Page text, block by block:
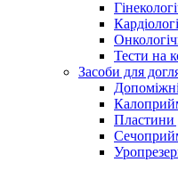
Тести на
Засоби для
Пластини